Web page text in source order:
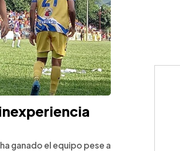
ganado el equipo pese a